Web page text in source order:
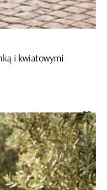
i kwiatowymi